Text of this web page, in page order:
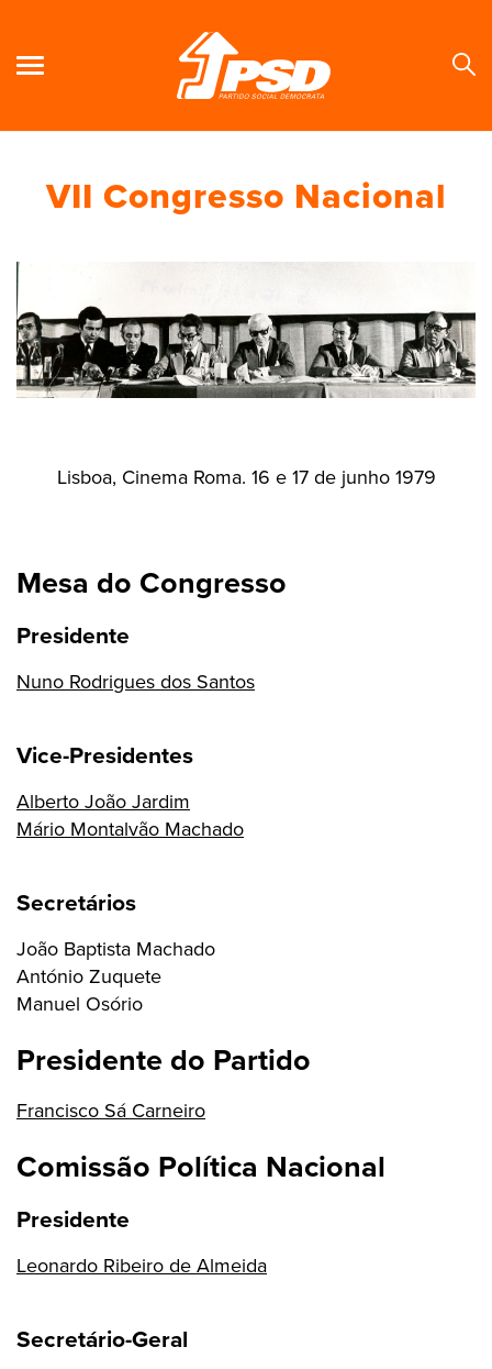
VII Congresso Nacional
Lisboa, Cinema Roma. 16 e 17 de junho 1979
Mesa do Congresso
Presidente
Nuno Rodrigues dos Santos
Vice-Presidentes
Alberto João Jardim
Mário Montalvão Machado
Secretários
João Baptista Machado
António Zuquete
Manuel Osório
Presidente do Partido
Francisco Sá Carneiro
Comissão Política Nacional
Presidente
Leonardo Ribeiro de Almeida
Secretário-Geral